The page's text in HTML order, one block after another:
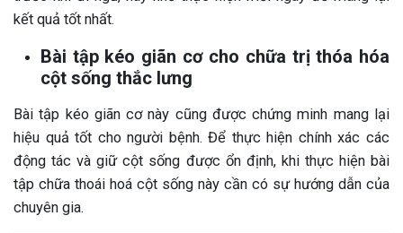
kết quả tốt nhất.
Bài tập kéo giãn cơ cho chữa trị thóa hóa
cột sống thắc lưng
Bài tập kéo giãn cơ này cũng được chứng minh mang lại
hiệu quả tốt cho người bệnh. Để thực hiện chính xác các
động tác và giữ cột sống được ổn định, khi thực hiện bài
tập chữa thoái hoá cột sống này cần có sự hướng dẫn của
chuyên gia.